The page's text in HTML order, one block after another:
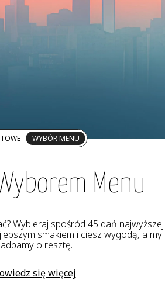
WYBÓR MENU
Menu
Wybieraj spośród 45 dań najwyższej
smakiem i ciesz wygodą, a my
o resztę.
się więcej